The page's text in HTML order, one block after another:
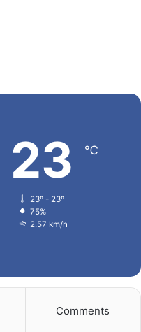
23 ℃
23º - 23º
75%
2.57 km/h
Comments